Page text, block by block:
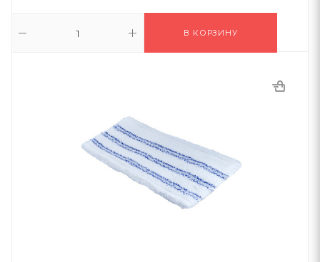
В КОРЗИНУ